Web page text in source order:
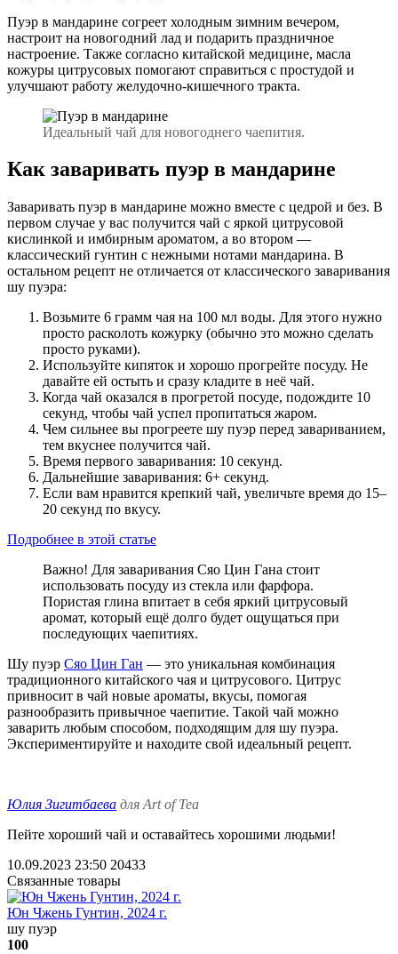
Пуэр в мандарине согреет холодным зимним вечером,
настроит на новогодний лад и подарить праздничное
настроение. Также согласно китайской медицине, масла
кожуры цитрусовых помогают справиться с простудой и
улучшают работу желудочно-кишечного тракта.
Идеальный чай для новогоднего чаепития.
Как заваривать пуэр в мандарине
Заваривать пуэр в мандарине можно вместе с цедрой и без. В
первом случае у вас получится чай с яркой цитрусовой
кислинкой и имбирным ароматом, а во втором —
классический гунтин с нежными нотами мандарина. В
остальном рецепт не отличается от классического заваривания
шу пуэра:
Возьмите 6 грамм чая на 100 мл воды. Для этого нужно
просто расколоть кожурку (обычно это можно сделать
просто руками).
Используйте кипяток и хорошо прогрейте посуду. Не
давайте ей остыть и сразу кладите в неё чай.
Когда чай оказался в прогретой посуде, подождите 10
секунд, чтобы чай успел пропитаться жаром.
Чем сильнее вы прогреете шу пуэр перед завариванием,
тем вкуснее получится чай.
Время первого заваривания: 10 секунд.
Дальнейшие заваривания: 6+ секунд.
Если вам нравится крепкий чай, увеличьте время до 15–
20 секунд по вкусу.
Подробнее в этой статье
Важно! Для заваривания Сяо Цин Гана стоит
использовать посуду из стекла или фарфора.
Пористая глина впитает в себя яркий цитрусовый
аромат, который ещё долго будет ощущаться при
последующих чаепитиях.
Шу пуэр Сяо Цин Ган — это уникальная комбинация
традиционного китайского чая и цитрусового. Цитрус
привносит в чай новые ароматы, вкусы, помогая
разнообразить привычное чаепитие. Такой чай можно
заварить любым способом, подходящим для шу пуэра.
Экспериментируйте и находите свой идеальный рецепт.
Юлия Зигитбаева для Art of Tea
Пейте хороший чай и оставайтесь хорошими людьми!
10.09.2023 23:50 20433
Связанные товары
Юн Чжень Гунтин, 2024 г.
шу пуэр
100